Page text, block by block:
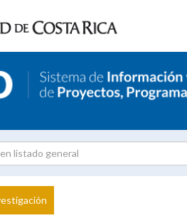
Investigador